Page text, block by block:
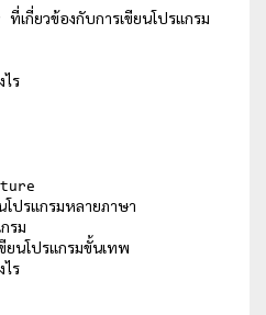
กี่ยวข้องกับการเขียนโปรแกรม
ร
โปรแกรมหลายภาษา
รม
ยนโปรแกรมขั้นเทพ
ร